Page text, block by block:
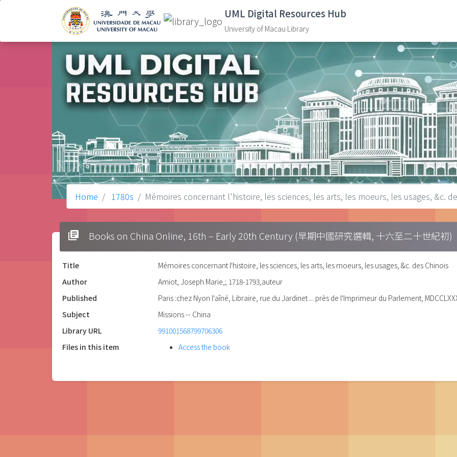
UML Digital Resources Hub
University of Macau Library
Home 1780s Mémoires concernant l'histoire, les sciences, les arts, les moeurs, les usages, &c.
library_books Books on China Online, 16th – Early 20th Century (早期中國研究選輯, 十六至二十世紀初)
Title
Mémoires concernant l'histoire, les sciences, les arts, les moeurs, les usages, &c. des Chinois
Author
Amiot, Joseph Marie,; 1718-1793,auteur
Published
Paris :chez Nyon l'aîné, Libraire, rue du Jardinet ... près de l'Imprimeur du Parlement,
Subject
Missions -- China
Library URL
991001568799706306
Files in this item
Access the book